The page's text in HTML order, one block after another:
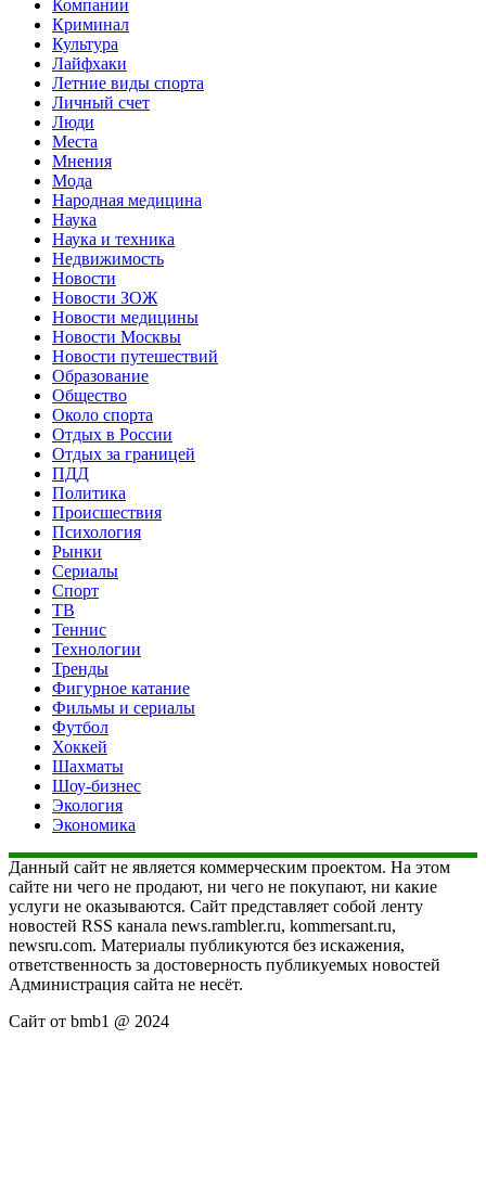
Компании
Криминал
Культура
Лайфхаки
Летние виды спорта
Личный счет
Люди
Места
Мнения
Мода
Народная медицина
Наука
Наука и техника
Недвижимость
Новости
Новости ЗОЖ
Новости медицины
Новости Москвы
Новости путешествий
Образование
Общество
Около спорта
Отдых в России
Отдых за границей
ПДД
Политика
Происшествия
Психология
Рынки
Сериалы
Спорт
ТВ
Теннис
Технологии
Тренды
Фигурное катание
Фильмы и сериалы
Футбол
Хоккей
Шахматы
Шоу-бизнес
Экология
Экономика
Данный сайт не является коммерческим проектом. На этом
сайте ни чего не продают, ни чего не покупают, ни какие
услуги не оказываются. Сайт представляет собой ленту
новостей RSS канала news.rambler.ru, kommersant.ru,
newsru.com. Материалы публикуются без искажения,
ответственность за достоверность публикуемых новостей
Администрация сайта не несёт.
Сайт от bmb1 @ 2024